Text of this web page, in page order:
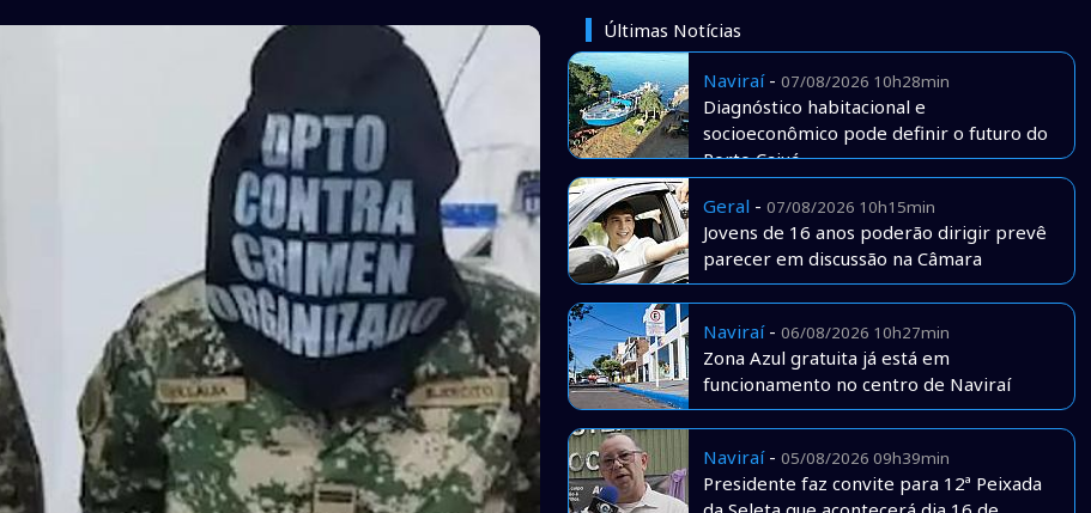
Últimas Notícias
Naviraí- 07/08/2026 10h28min
Diagnóstico habitacional e
socioeconômico pode definir o futuro do
Porto Caiuá
Geral - 07/08/2026 10h15min
Jovens de 16 anos poderão dirigir prevê
parecer em discussão na Câmara
Naviraí- 06/08/2026 10h27min
Zona Azul gratuita já está em
funcionamento no centro de Naviraí
Naviraí- 05/08/2026 09h39min
Presidente faz convite para 12ª Peixada